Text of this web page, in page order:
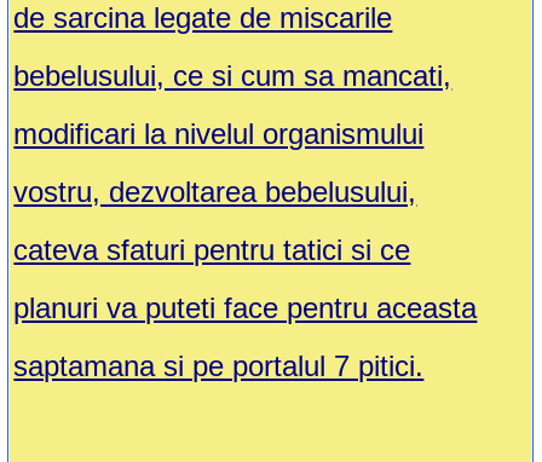
de sarcina legate de miscarile
bebelusului, ce si cum sa mancati,
modificari la nivelul organismului
vostru, dezvoltarea bebelusului,
cateva sfaturi pentru tatici si ce
planuri va puteti face pentru aceasta
saptamana si pe portalul 7 pitici.